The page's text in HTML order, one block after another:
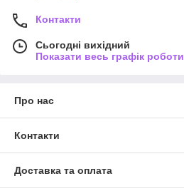
Контакти
Сьогодні вихідний
Показати весь графік роботи
Про нас
Контакти
Доставка та оплата